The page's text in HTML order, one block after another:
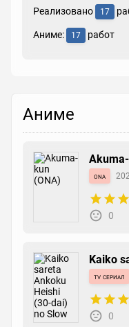
Реализовано 17
Аниме: 17 работ
Аниме
ona
0
Kaiko
notv сериал
0